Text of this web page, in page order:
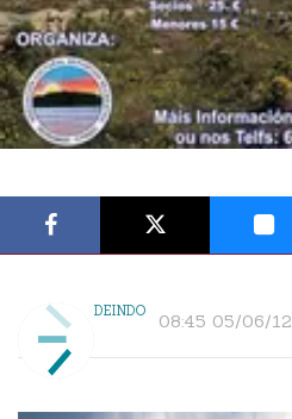
DEINDO 08:45 05/06/12